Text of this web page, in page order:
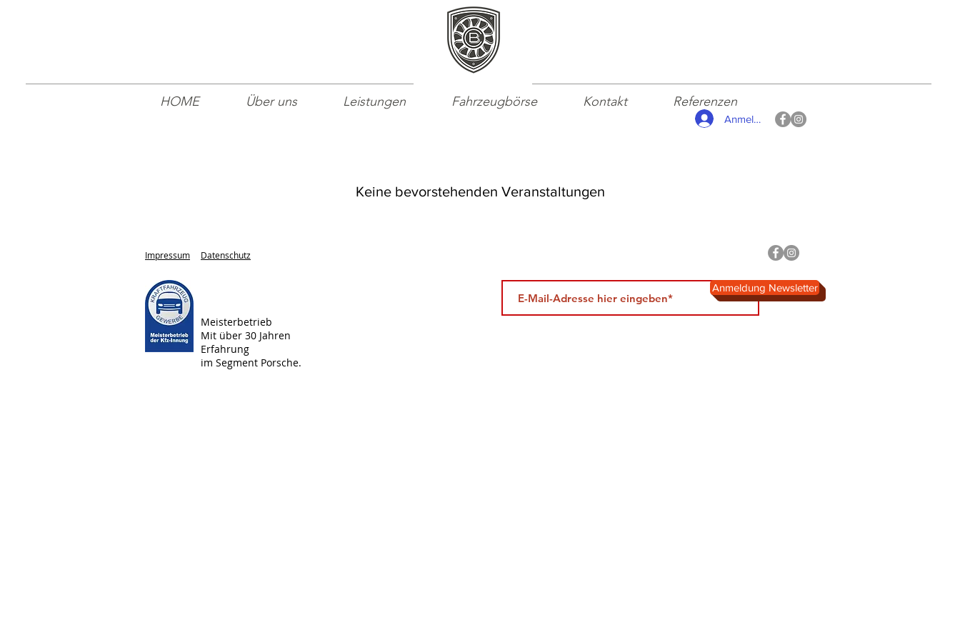
Anmelden
HOME Über uns Leistungen Fahrzeugbörse Kontakt Referenzen
Keine bevorstehenden Veranstaltungen
Impressum Datenschutz
Meisterbetrieb
Mit über 30 Jahren
Erfahrung
im Segment Porsche.
Anmeldung Newsletter